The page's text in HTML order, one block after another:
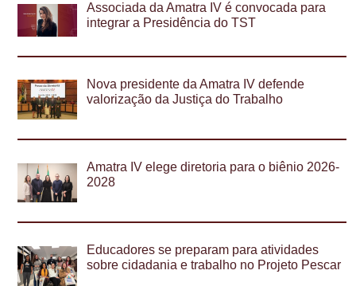
Associada da Amatra IV é convocada para
integrar a Presidência do TST
Nova presidente da Amatra IV defende
valorização da Justiça do Trabalho
Amatra IV elege diretoria para o biênio 2026-
2028
Educadores se preparam para atividades
sobre cidadania e trabalho no Projeto Pescar